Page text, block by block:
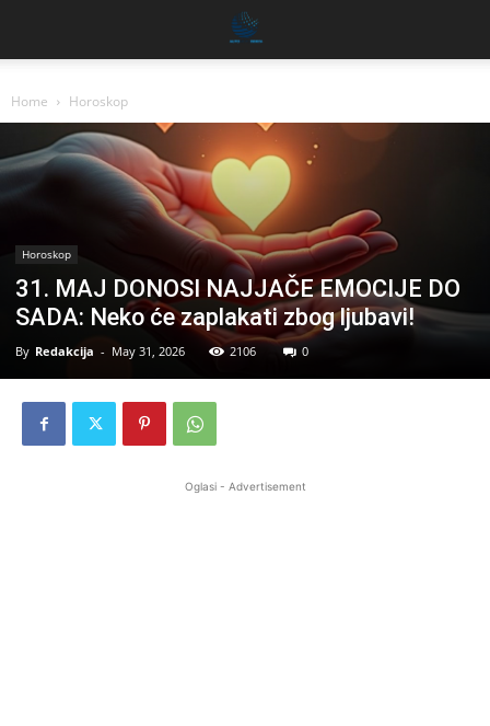
Home Horoskop
Horoskop
31. MAJ DONOSI NAJJAČE EMOCIJE DO
SADA: Neko će zaplakati zbog ljubavi!
By Redakcija - May 31, 2026 2106 0
Oglasi - Advertisement